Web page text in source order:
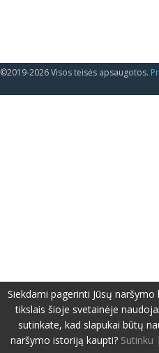
©2019-2026 Visos teisės apsaugotos.
Siekdami pagerinti Jūsų
tikslais šioje svetainėje
sutinkate, kad slapukai būtų
naršymo istoriją kaupti? Sutinku |